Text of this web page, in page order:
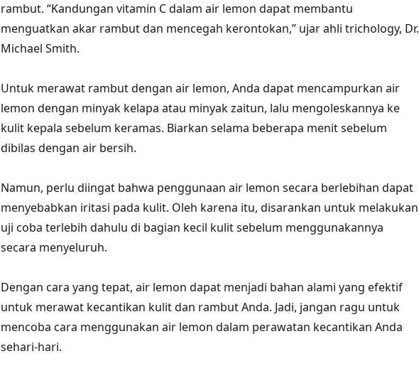
rambut. “Kandungan vitamin C dalam air lemon dapat membantu
menguatkan akar rambut dan mencegah kerontokan,” ujar ahli trichology, Dr.
Michael Smith.
Untuk merawat rambut dengan air lemon, Anda dapat mencampurkan air
lemon dengan minyak kelapa atau minyak zaitun, lalu mengoleskannya ke
kulit kepala sebelum keramas. Biarkan selama beberapa menit sebelum
dibilas dengan air bersih.
Namun, perlu diingat bahwa penggunaan air lemon secara berlebihan dapat
menyebabkan iritasi pada kulit. Oleh karena itu, disarankan untuk melakukan
uji coba terlebih dahulu di bagian kecil kulit sebelum menggunakannya
secara menyeluruh.
Dengan cara yang tepat, air lemon dapat menjadi bahan alami yang efektif
untuk merawat kecantikan kulit dan rambut Anda. Jadi, jangan ragu untuk
mencoba cara menggunakan air lemon dalam perawatan kecantikan Anda
sehari-hari.